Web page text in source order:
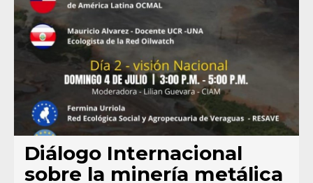
Diálogo Internacional
sobre la minería metálica